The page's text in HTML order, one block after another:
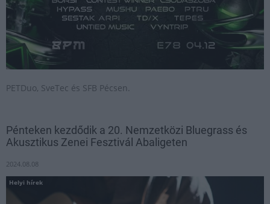
PETDuo, SveTec és SFB Pécsen.
Pénteken kezdődik a 20. Nemzetközi Bluegrass és
Akusztikus Zenei Fesztivál Abaligeten
2024.08.08
Helyi hírek